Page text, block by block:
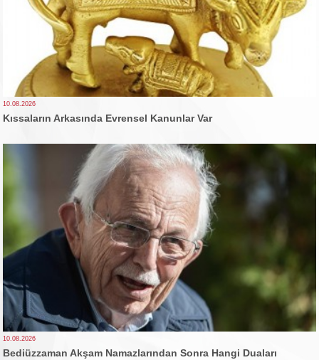
10.08.2026
Kıssaların Arkasında Evrensel Kanunlar Var
10.08.2026
Bediüzzaman Akşam Namazlarından Sonra Hangi Duaları